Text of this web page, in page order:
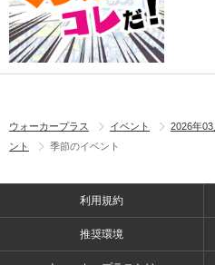
ウォーカープラス イベント 2026年03
ント
季節のイベント
利用規約
推奨環境